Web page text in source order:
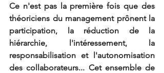
Ce n'est pas la première fois que des
théoriciens du management prônent la
participation, la réduction de la
hiérarchie, l'intéressement, la
responsabilisation et l'autonomisation
des collaborateurs... Cet ensemble de